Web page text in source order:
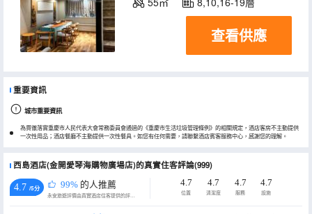
查看供應
重要資訊
城市重要資訊
為貫徹落實重慶市人民代表大會常務委員會通過的《重慶市生活垃圾管理條例》的相關規定，酒店客房不主動提供
一次性用品；酒店餐廳不主動提供一次性餐具。如您有任何需要，請聯繫酒店賓客服務中心，感謝您的理解。
西島酒店(金開愛琴海購物廣場店)的真實住客評論(999)
4.7 /5分 99% 的人推薦
永安旅遊評價由真實酒店住客提供的評價。
4.7
位置
4.7
清潔度
4.7
服務
4.7
設施